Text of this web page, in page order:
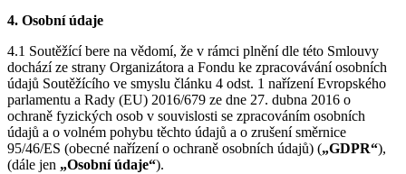
4. Osobní údaje
4.1 Soutěžící bere na vědomí, že v rámci plnění dle této Smlouvy
dochází ze strany Organizátora a Fondu ke zpracovávání osobních
údajů Soutěžícího ve smyslu článku 4 odst. 1 nařízení Evropského
parlamentu a Rady (EU) 2016/679 ze dne 27. dubna 2016 o
ochraně fyzických osob v souvislosti se zpracováním osobních
údajů a o volném pohybu těchto údajů a o zrušení směrnice
95/46/ES (obecné nařízení o ochraně osobních údajů) („GDPR“),
(dále jen „Osobní údaje“).